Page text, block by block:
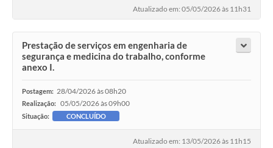
Atualizado em: 05/05/2026 às 11h31
Prestação de serviços em engenharia de
segurança e medicina do trabalho, conforme
anexo I.
Postagem: 28/04/2026 às 08h20
Realização: 05/05/2026 às 09h00
Situação: CONCLUÍDO
Atualizado em: 13/05/2026 às 11h15